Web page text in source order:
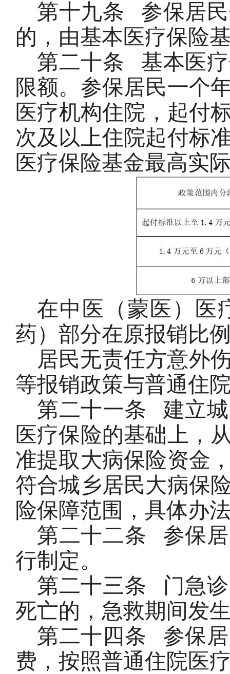
第十九条
参保居
的，由基本医疗保险
第二十条
基本医
限额。参保居民一个
医疗机构住院，起付
次及以上住院起付标
医疗保险基金最高实
在中医（蒙医）医
药）部分在原报销比
居民无责任方意外
等报销政策与普通住
第二十一条
建立
医疗保险的基础上，
准提取大病保险资金
符合城乡居民大病保
险保障范围，具体办
第二十二条
参保
行制定。
第二十三条
门急
死亡的，急救期间发
第二十四条
参保
费，按照普通住院医